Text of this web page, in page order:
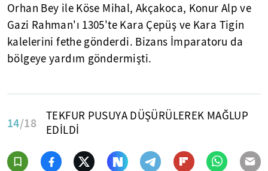
Orhan Bey ile Köse Mihal, Akçakoca, Konur Alp ve
Gazi Rahman'ı 1305'te Kara Çepüş ve Kara Tigin
kalelerini fethe gönderdi. Bizans İmparatoru da
bölgeye yardım göndermişti.
14/18
TEKFUR PUSUYA DÜŞÜRÜLEREK MAĞLUP
EDİLDİ